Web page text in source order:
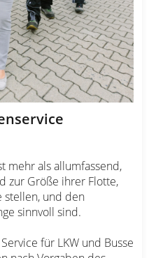
mehr als allumfassend,
zur Größe ihrer Flotte,
stellen, und den
sinnvoll sind.
für LKW und Busse